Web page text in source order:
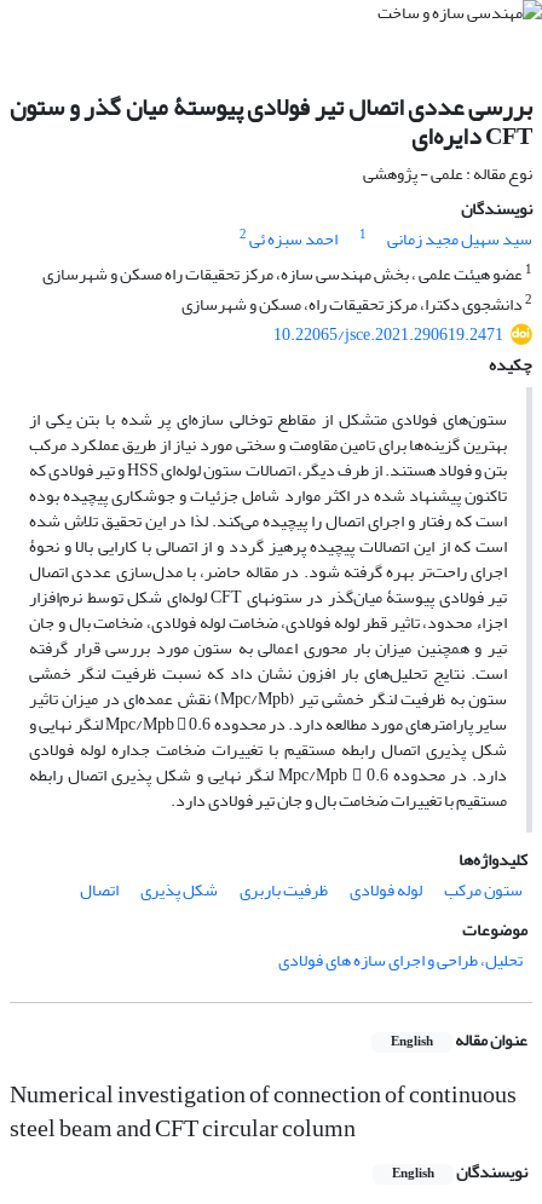
بررسی عددی اتصال تیر فولادی پیوستۀ میان گذر و ستون
CFT دایره‌ای
نوع مقاله : علمی - پژوهشی
نویسندگان
سید سهیل مجید زمانی
1 احمد سبزه ئی2
1عضو هیئت علمی ، بخش مهندسی سازه، مرکز تحقیقات راه مسکن و شهرسازی
2دانشجوی دکترا، مرکز تحقیقات راه، مسکن و شهرسازی
10.22065/jsce.2021.290619.2471
چکیده
ستون‌های فولادی متشکل از مقاطع توخالی سازه‌ای پر شده با بتن یکی از
بهترین گزینه‌ها برای تامین مقاومت و سختی مورد نیاز از طریق عملکرد مرکب
بتن و فولاد هستند. از طرف دیگر، اتصالات ستون لوله‌ای HSS و تیر فولادی که
تاکنون پیشنهاد شده در اکثر موارد شامل جزئیات و جوشکاری پیچیده بوده
است که رفتار و اجرای اتصال را پیچیده می‌کند. لذا در این تحقیق تلاش شده
است که از این اتصالات پیچیده پرهیز گردد و از اتصالی با کارایی بالا و نحوۀ
اجرای راحت‌تر بهره گرفته شود. در مقاله حاضر، با مدل‌سازی عددی اتصال
تیر فولادی پیوستۀ میان‌گذر در ستونهای CFT لوله‌ای شکل توسط نرم‌افزار
اجزاء محدود، تاثیر قطر لوله فولادی، ضخامت لوله فولادی، ضخامت بال و جان
تیر و همچنین میزان بار محوری اعمالی به ستون مورد بررسی قرار گرفته
است. نتایج تحلیل‌های بار افزون نشان داد که نسبت ظرفیت لنگر خمشی
ستون به ظرفیت لنگر خمشی تیر (Mpc/Mpb) نقش عمده‌ای در میزان تاثیر
سایر پارامترهای مورد مطالعه دارد. در محدوده Mpc/Mpb  0.6 لنگر نهایی و
شکل پذیری اتصال رابطه مستقیم با تغییرات ضخامت جداره لوله فولادی
دارد. در محدوده Mpc/Mpb  0.6 لنگر نهایی و شکل پذیری اتصال رابطه
مستقیم با تغییرات ضخامت بال و جان تیر فولادی دارد.
کلیدواژه‌ها
ستون مرکب
لوله فولادی ظرفیت باربری شکل پذیری
اﺗﺼﺎل
موضوعات
تحلیل، طراحی و اجرای سازه های فولادی
عنوان مقاله English
Numerical investigation of connection of continuous
steel beam and CFT circular column
نویسندگان English